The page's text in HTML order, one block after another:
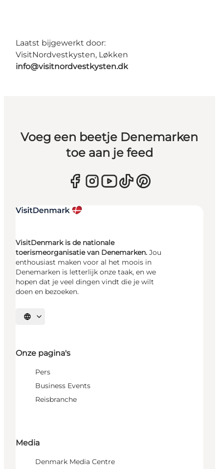
Laatst bijgewerkt door:
VisitNordvestkysten, Løkken
info@visitnordvestkysten.dk
Voeg een beetje Denemarken
toe aan je feed
VisitDenmark is de nationale
toerismeorganisatie van Denemarken. Jou
enthousiast maken voor al het moois in
Denemarken is letterlijk onze taak, en we
hopen dat je veel dingen vindt die je wilt
doen en bezoeken.
Selecteer taal
Onze pagina's
Pers
Business Events
Reisbranche
Media
Denmark Media Centre